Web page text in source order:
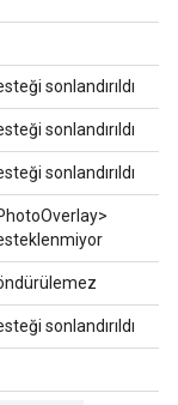
sonlandırıldı
sonlandırıldı
sonlandırıldı
sonlandırıldı